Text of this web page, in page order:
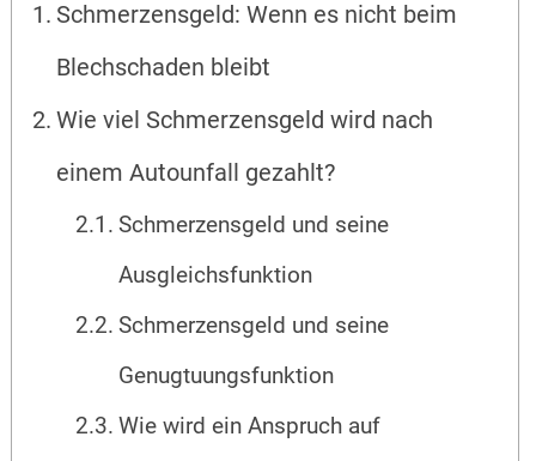
Schmerzensgeld: Wenn es nicht beim
Blechschaden bleibt
Wie viel Schmerzensgeld wird nach
einem Autounfall gezahlt?
Schmerzensgeld und seine
Ausgleichsfunktion
Schmerzensgeld und seine
Genugtuungsfunktion
Wie wird ein Anspruch auf